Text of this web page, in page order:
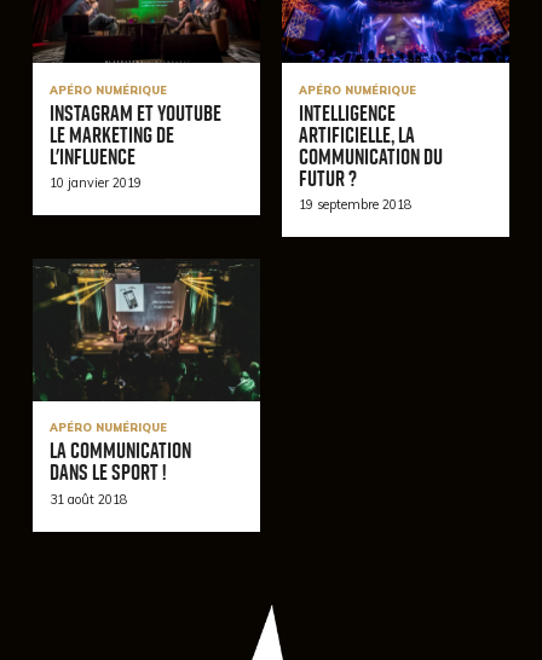
APÉRO NUMÉRIQUE
Instagram et Youtube
le marketing de
l'influence
10 janvier 2019
APÉRO NUMÉRIQUE
Intelligence
artificielle, la
communication du
futur ?
19 septembre 2018
APÉRO NUMÉRIQUE
La communication
dans le sport !
31 août 2018